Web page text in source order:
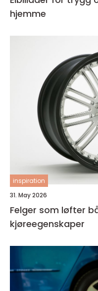
hjemme
inspiration
31. May 2026
Felger som løfter
kjøreegenskaper